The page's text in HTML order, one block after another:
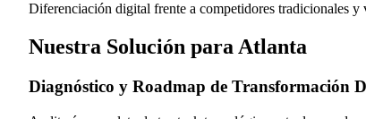
Diferenciación digital frente a competidores tradicionales y
Nuestra Solución para Atlanta
Diagnóstico y Roadmap de Transformación